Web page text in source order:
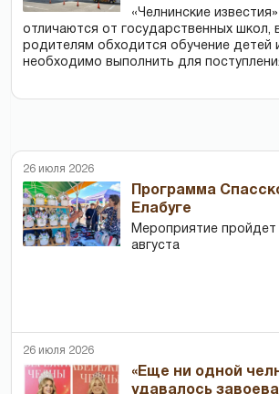
«Челнинские
отличаются от государственных школ,
родителям обходится обучение детей
необходимо выполнить для
26 июля 2026
Программа
Елабуге
Мероприятие пройдет
августа
26 июля 2026
«Еще ни одной
удавалось